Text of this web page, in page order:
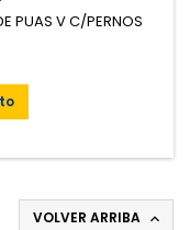
PUAS V C/PERNOS
VOLVER ARRIBA 